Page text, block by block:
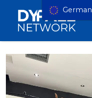
German